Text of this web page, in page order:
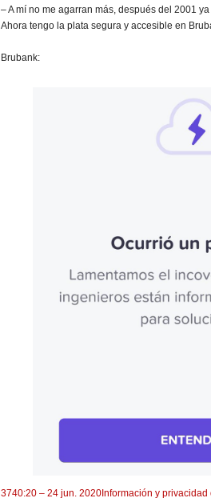
– A mí no me agarran más, después del 2001
Ahora tengo la plata segura y accesible en
Brubank:
3740:20 – 24 jun. 2020 Información y privacidad